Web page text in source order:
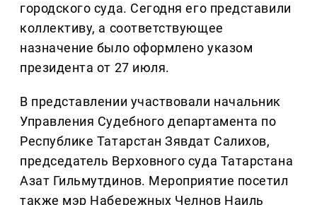
городского суда. Сегодня его представили
коллективу, а соответствующее
назначение было оформлено указом
президента от 27 июля.
В представлении участвовали начальник
Управления Судебного департамента по
Республике Татарстан Зявдат Салихов,
председатель Верховного суда Татарстана
Азат Гильмутдинов. Мероприятие посетил
также мэр Набережных Челнов Наиль